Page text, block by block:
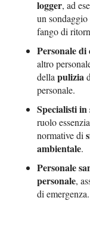
logger, ad
un
fango di
Personale di
altro
dellapulizia
personale.
Specialisti in
ruolo
normative di
ambientale.
Personale
personale,
di emergenza.